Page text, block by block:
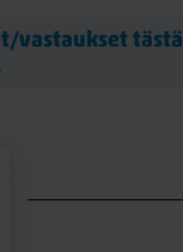
vastaukset tästä